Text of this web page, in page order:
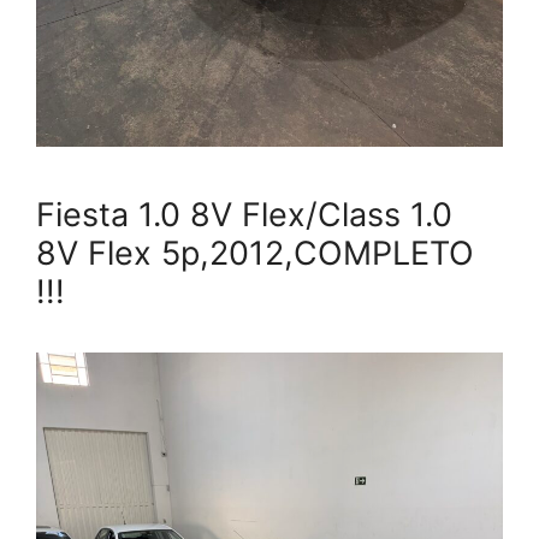
Fiesta 1.0 8V Flex/Class 1.0
8V Flex 5p,2012,COMPLETO
!!!